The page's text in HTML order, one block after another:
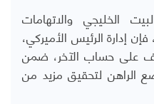
الخليجي والاتهامات
إدارة الرئيس الأميركي،
على حساب الآخر، ضمن
الراهن لتحقيق مزيد من